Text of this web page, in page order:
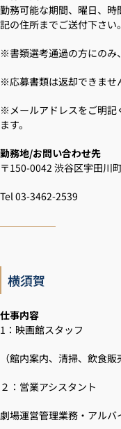
勤務可能な期間、曜日、
記の住所までご送付下さい。
※書類選考通過の方にのみ
※応募書類は返却できませ
※メールアドレスをご明記
ます。
勤務地/お問い合わせ先
〒150-0042 渋谷区宇田
Tel 03-3462-2539
横須賀
仕事内容
1：映画館スタッフ
（館内案内、清掃、飲食
２：営業アシスタント
劇場運営管理業務・アル